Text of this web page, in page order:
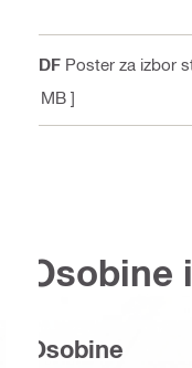
PDF Poster za izbor
4 MB ]
Osobine
Osobine